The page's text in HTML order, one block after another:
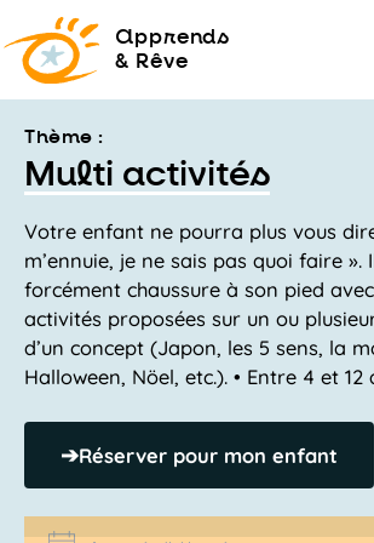
apprends
& Rêve
Thème :
Multi activités
Votre enfant ne pourra plus vous
m’ennuie, je ne sais pas quoi faire ».
forcément chaussure à son pied
activités proposées sur un ou
d’un concept (Japon, les 5 sens, la
Halloween, Nöel, etc.). • Entre 4 et 12
➔Réserver pour mon enfant